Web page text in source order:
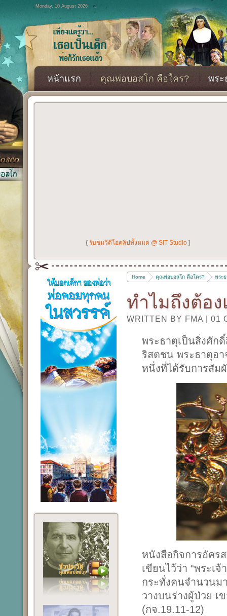
Monday, 10 August 2026
หน้าแรก คุณพ่อบอสโก คือใคร? พระ
{ รับชมวีดีโอคลิปทั้งหมด @ SIT Studio }
Home คุณพ่อบอสโก คือใคร? พระ
ทำไมถึงต้อง
WRITTEN BY FMA 01
พระธาตุเป็นสิ่งศัก
ริสตชน พระธาตุอ
หนึ่งที่ได้รับการสัม
หนังสือกิจการอัคร
เขียนไว้ว่า “พระเ
กระทั่งคนจำนวนม
วางบนร่างผู้ป่วย เ
(กจ.19.11-12)